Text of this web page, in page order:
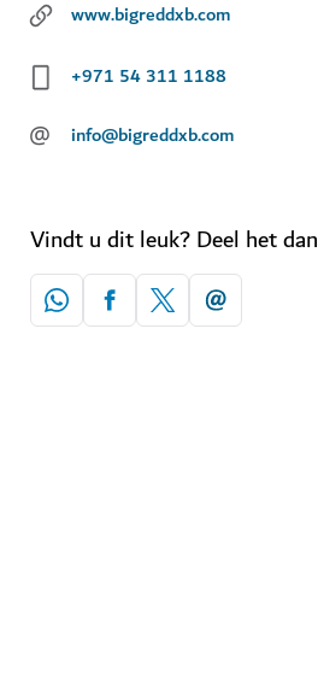
www.bigreddxb.com
+971 54 311 1188
@ info@bigreddxb.com
Vindt u dit leuk? Deel het dan